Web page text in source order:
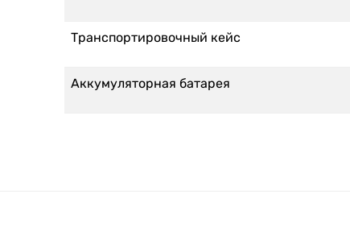
Транспортировочный кейс
Аккумуляторная батарея